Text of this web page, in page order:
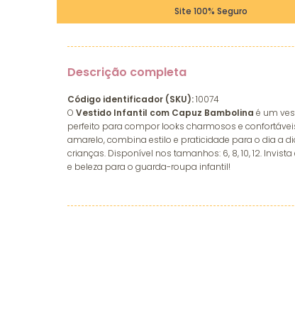
Site 100% Seguro
Descrição completa
Código identificador (SKU):10074
O Vestido Infantil com Capuz Bambolina é um
perfeito para compor looks charmosos e
amarelo, combina estilo e praticidade para o dia a
crianças. Disponível nos tamanhos: 6, 8, 10, 12.
e beleza para o guarda-roupa infantil!